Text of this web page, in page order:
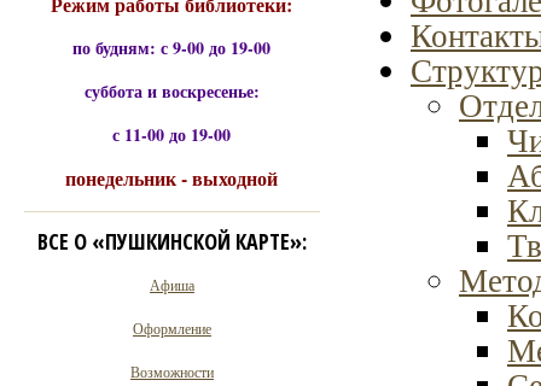
по будням: с 9-00 до 19-00
суббота и воскресенье:
с 11-00 до 19-00
понедельник - выходной
ВСЕ О «ПУШКИНСКОЙ КАРТЕ»:
Афиша
Оформление
Возможности